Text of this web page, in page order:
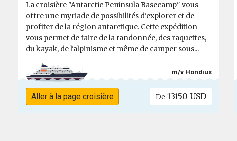
La croisière "Antarctic Peninsula Basecamp" vous
offre une myriade de possibilités d'explorer et de
profiter de la région antarctique. Cette expédition
vous permet de faire de la randonnée, des raquettes,
du kayak, de l'alpinisme et même de camper sous...
m/v Hondius
Aller à la page croisière De 13150 USD